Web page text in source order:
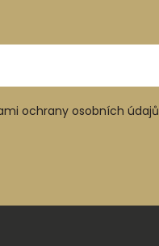
ochrany osobních údajů